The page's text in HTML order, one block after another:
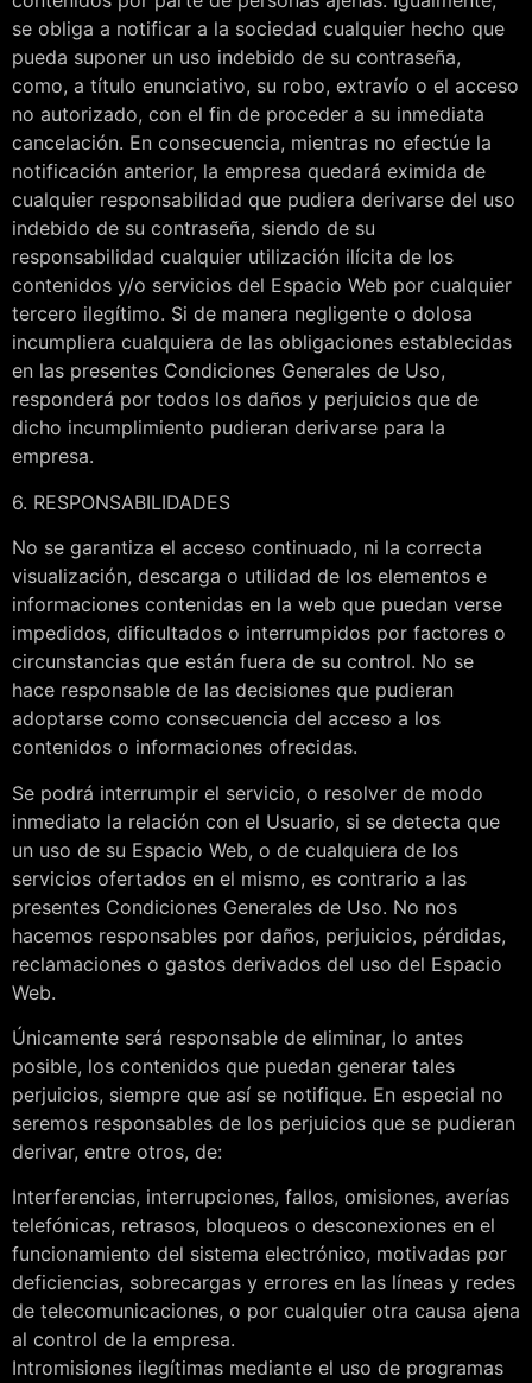
se obliga a notificar a la sociedad cualquier hecho que
pueda suponer un uso indebido de su contraseña,
como, a título enunciativo, su robo, extravío o el acceso
no autorizado, con el fin de proceder a su inmediata
cancelación. En consecuencia, mientras no efectúe la
notificación anterior, la empresa quedará eximida de
cualquier responsabilidad que pudiera derivarse del uso
indebido de su contraseña, siendo de su
responsabilidad cualquier utilización ilícita de los
contenidos y/o servicios del Espacio Web por cualquier
tercero ilegítimo. Si de manera negligente o dolosa
incumpliera cualquiera de las obligaciones establecidas
en las presentes Condiciones Generales de Uso,
responderá por todos los daños y perjuicios que de
dicho incumplimiento pudieran derivarse para la
empresa.
6. RESPONSABILIDADES
No se garantiza el acceso continuado, ni la correcta
visualización, descarga o utilidad de los elementos e
informaciones contenidas en la web que puedan verse
impedidos, dificultados o interrumpidos por factores o
circunstancias que están fuera de su control. No se
hace responsable de las decisiones que pudieran
adoptarse como consecuencia del acceso a los
contenidos o informaciones ofrecidas.
Se podrá interrumpir el servicio, o resolver de modo
inmediato la relación con el Usuario, si se detecta que
un uso de su Espacio Web, o de cualquiera de los
servicios ofertados en el mismo, es contrario a las
presentes Condiciones Generales de Uso. No nos
hacemos responsables por daños, perjuicios, pérdidas,
reclamaciones o gastos derivados del uso del Espacio
Web.
Únicamente será responsable de eliminar, lo antes
posible, los contenidos que puedan generar tales
perjuicios, siempre que así se notifique. En especial no
seremos responsables de los perjuicios que se pudieran
derivar, entre otros, de:
Interferencias, interrupciones, fallos, omisiones, averías
telefónicas, retrasos, bloqueos o desconexiones en el
funcionamiento del sistema electrónico, motivadas por
deficiencias, sobrecargas y errores en las líneas y redes
de telecomunicaciones, o por cualquier otra causa ajena
al control de la empresa.
Intromisiones ilegítimas mediante el uso de programas